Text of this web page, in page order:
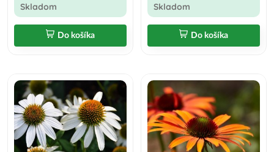
Skladom
Do košíka
Skladom
Do košíka